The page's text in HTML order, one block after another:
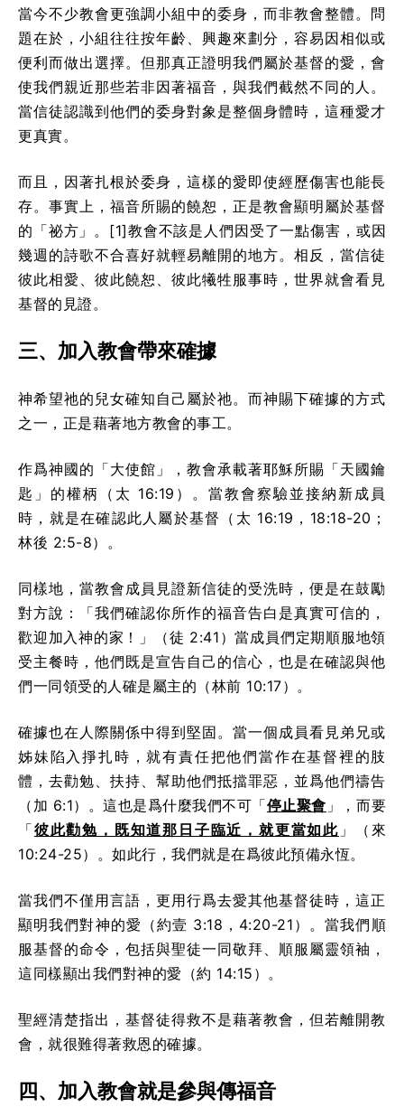
當今不少教會更強調小組中的委身，而非教會整體。問
題在於，小組往往按年齡、興趣來劃分，容易因相似或
便利而做出選擇。但那真正證明我們屬於基督的愛，會
使我們親近那些若非因著福音，與我們截然不同的人。
當信徒認識到他們的委身對象是整個身體時，這種愛才
更真實。
而且，因著扎根於委身，這樣的愛即使經歷傷害也能長
存。事實上，福音所賜的饒恕，正是教會顯明屬於基督
的「祕方」。[1]教會不該是人們因受了一點傷害，或因
幾週的詩歌不合喜好就輕易離開的地方。相反，當信徒
彼此相愛、彼此饒恕、彼此犧牲服事時，世界就會看見
基督的見證。
三、加入教會帶來確據
神希望祂的兒女確知自己屬於祂。而神賜下確據的方式
之一，正是藉著地方教會的事工。
作爲神國的「大使館」，教會承載著耶穌所賜「天國鑰
匙」的權柄（太 16:19）。當教會察驗並接納新成員
時，就是在確認此人屬於基督（太 16:19，18:18-20；
林後 2:5-8）。
同樣地，當教會成員見證新信徒的受洗時，便是在鼓勵
對方說：「我們確認你所作的福音告白是真實可信的，
歡迎加入神的家！」（徒 2:41）當成員們定期順服地領
受主餐時，他們既是宣告自己的信心，也是在確認與他
們一同領受的人確是屬主的（林前 10:17）。
確據也在人際關係中得到堅固。當一個成員看見弟兄或
姊妹陷入掙扎時，就有責任把他們當作在基督裡的肢
體，去勸勉、扶持、幫助他們抵擋罪惡，並爲他們禱告
（加 6:1）。這也是爲什麼我們不可「停止聚會 」，而要
「彼此勸勉，既知道那日子臨近，就更當如此 」（來
10:24-25）。如此行，我們就是在爲彼此預備永恆。
當我們不僅用言語，更用行爲去愛其他基督徒時，這正
顯明我們對神的愛（約壹 3:18，4:20-21）。當我們順
服基督的命令，包括與聖徒一同敬拜、順服屬靈領袖，
這同樣顯出我們對神的愛（約 14:15）。
聖經清楚指出，基督徒得救不是藉著教會，但若離開教
會，就很難得著救恩的確據。
四、加入教會就是參與傳福音